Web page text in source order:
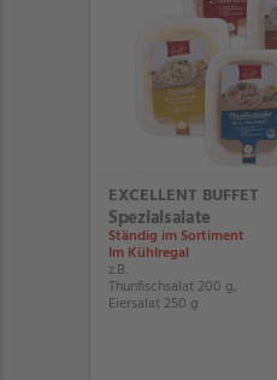
EXCELLENT BUFFET
Spezialsalate
Ständig im Sortiment
Im Kühlregal
z.B.
Thunfischsalat 200 g,
Eiersalat 250 g